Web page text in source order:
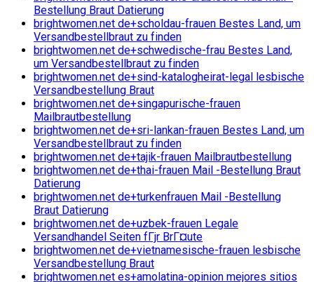
Bestellung Braut Datierung
brightwomen.net de+scholdau-frauen Bestes Land, um
Versandbestellbraut zu finden
brightwomen.net de+schwedische-frau Bestes Land,
um Versandbestellbraut zu finden
brightwomen.net de+sind-katalogheirat-legal lesbische
Versandbestellung Braut
brightwomen.net de+singapurische-frauen
Mailbrautbestellung
brightwomen.net de+sri-lankan-frauen Bestes Land, um
Versandbestellbraut zu finden
brightwomen.net de+tajik-frauen Mailbrautbestellung
brightwomen.net de+thai-frauen Mail -Bestellung Braut
Datierung
brightwomen.net de+turkenfrauen Mail -Bestellung
Braut Datierung
brightwomen.net de+uzbek-frauen Legale
Versandhandel Seiten fГјr BrГ¤ute
brightwomen.net de+vietnamesische-frauen lesbische
Versandbestellung Braut
brightwomen.net es+amolatina-opinion mejores sitios